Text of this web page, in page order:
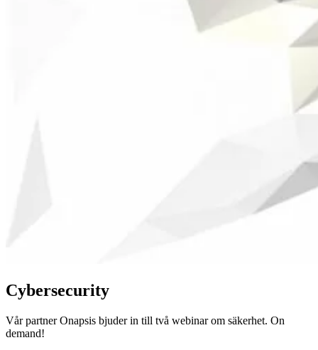
Cybersecurity
Vår partner Onapsis bjuder in till två webinar om säkerhet. On
demand!